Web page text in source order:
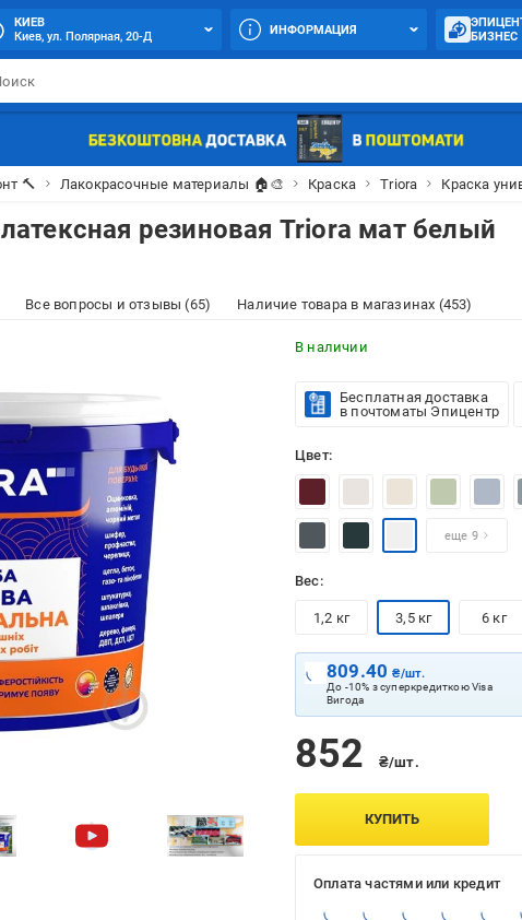
КИЕВ
Киев, ул. Полярная, 20-Д
ИНФОРМАЦИЯ
БИЗНЕС
🔨 Лакокрасочные материалы 🏠🎨 Краска Triora Краска
резиновая Triora мат белый
Все вопросы и отзывы (65) Наличие товара в магазинах (453)
В наличии
Бесплатная доставка
в почтоматы Эпицентр
Цвет:
еще 9
Вес:
1,2 кг 3,5 кг 6 кг
809.40₴/шт.
До -10% з суперкредиткою Visa
Вигода
852 ₴/шт.
КУПИТЬ
Оплата частями или кредит